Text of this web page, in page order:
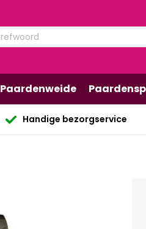
Paardenweide
Handige bezorgservice